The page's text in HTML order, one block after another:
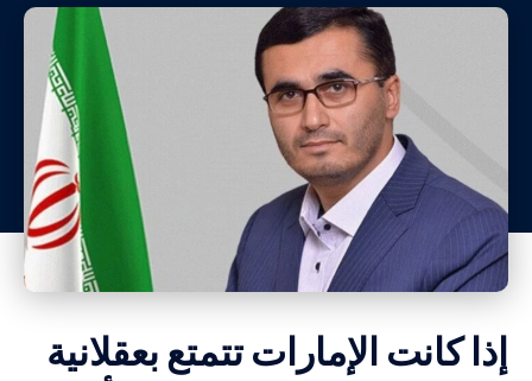
إذا كانت الإمارات تتمتع بعقلانية